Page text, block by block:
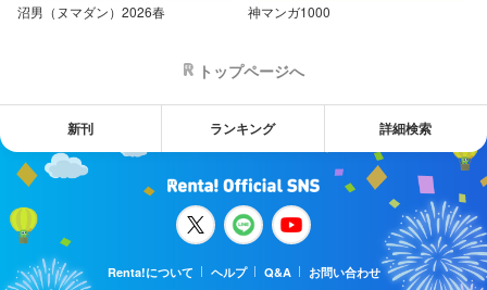
沼男（ヌマダン）2026春 神マンガ1000
トップページへ
新刊 ランキング 詳細検索
Renta!について ヘルプ Q&A
お問い合わせ